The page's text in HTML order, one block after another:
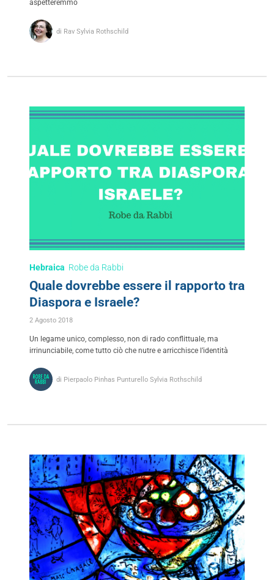
aspetteremmo
di Rav Sylvia Rothschild
Hebraica Robe da Rabbi
Quale dovrebbe essere il rapporto tra
Diaspora e Israele?
2 Agosto 2018
Un legame unico, complesso, non di rado conflittuale, ma
irrinunciabile, come tutto ciò che nutre e arricchisce l’identità
di Pierpaolo Pinhas Punturello Sylvia Rothschild